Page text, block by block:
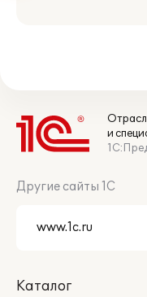
и
Другие сайты 1С
Каталог